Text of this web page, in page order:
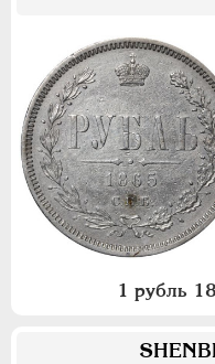
1 рубль